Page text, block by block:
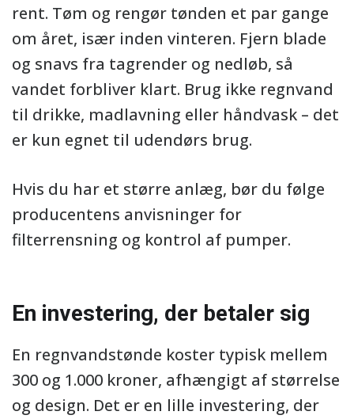
rent. Tøm og rengør tønden et par gange
om året, især inden vinteren. Fjern blade
og snavs fra tagrender og nedløb, så
vandet forbliver klart. Brug ikke regnvand
til drikke, madlavning eller håndvask – det
er kun egnet til udendørs brug.
Hvis du har et større anlæg, bør du følge
producentens anvisninger for
filterrensning og kontrol af pumper.
En investering, der betaler sig
En regnvandstønde koster typisk mellem
300 og 1.000 kroner, afhængigt af størrelse
og design. Det er en lille investering, der